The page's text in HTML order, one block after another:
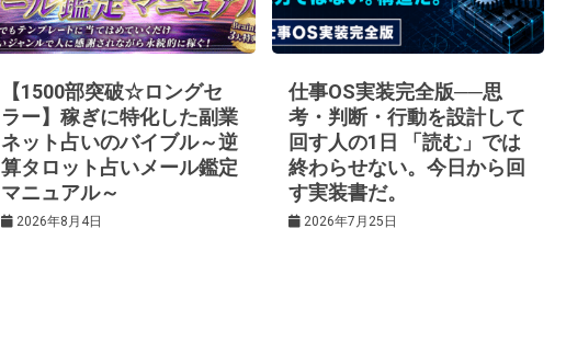
【1500部突破☆ロングセ
ラー】稼ぎに特化した副業
ネット占いのバイブル～逆
算タロット占いメール鑑定
マニュアル～
2026年8月4日
仕事OS実装完全版──思
考・判断・行動を設計して
回す人の1日 「読む」では
終わらせない。今日から回
す実装書だ。
2026年7月25日